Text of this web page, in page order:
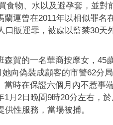
食物、水以及避孕套，並對
蘭運曾在2011年以相似罪名
口販運罪，被處以監禁30天
森賀的一名華裔按摩女，45
向偽裝成顧客的市警62分
當時在保證六個月內不惹事
1月2日晚間9時20分左右，
性服務，當場被捕。